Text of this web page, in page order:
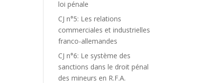
loi pénale
CJ n°5: Les relations
commerciales et industrielles
franco-allemandes
CJ n°6: Le système des
sanctions dans le droit pénal
des mineurs en R.F.A.